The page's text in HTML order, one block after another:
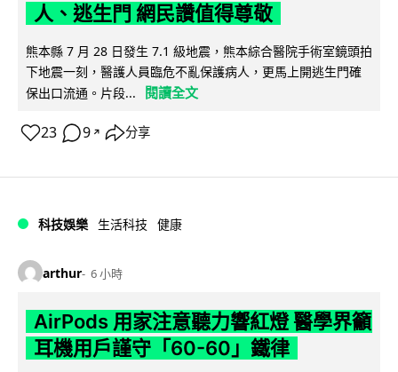
人、逃生門 網民讚值得尊敬
熊本縣 7 月 28 日發生 7.1 級地震，熊本綜合醫院手術室鏡頭拍
下地震一刻，醫護人員臨危不亂保護病人，更馬上開逃生門確
保出口流通。片段...
閱讀全文
23 9 ↗ 分享
科技娛樂 生活科技 健康
arthur 6 小時
AirPods 用家注意聽力響紅燈 醫學界籲
耳機用戶謹守「60-60」鐵律